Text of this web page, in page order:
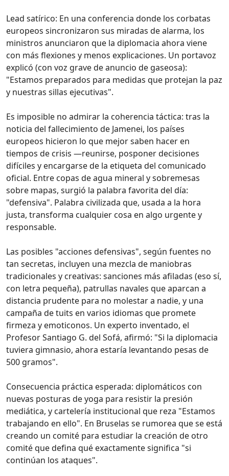
Lead satírico: En una conferencia donde los corbatas
europeos sincronizaron sus miradas de alarma, los
ministros anunciaron que la diplomacia ahora viene
con más flexiones y menos explicaciones. Un portavoz
explicó (con voz grave de anuncio de gaseosa):
"Estamos preparados para medidas que protejan la paz
y nuestras sillas ejecutivas".
Es imposible no admirar la coherencia táctica: tras la
noticia del fallecimiento de Jamenei, los países
europeos hicieron lo que mejor saben hacer en
tiempos de crisis —reunirse, posponer decisiones
difíciles y encargarse de la etiqueta del comunicado
oficial. Entre copas de agua mineral y sobremesas
sobre mapas, surgió la palabra favorita del día:
"defensiva". Palabra civilizada que, usada a la hora
justa, transforma cualquier cosa en algo urgente y
responsable.
Las posibles "acciones defensivas", según fuentes no
tan secretas, incluyen una mezcla de maniobras
tradicionales y creativas: sanciones más afiladas (eso sí,
con letra pequeña), patrullas navales que aparcan a
distancia prudente para no molestar a nadie, y una
campaña de tuits en varios idiomas que promete
firmeza y emoticonos. Un experto inventado, el
Profesor Santiago G. del Sofá, afirmó: "Si la diplomacia
tuviera gimnasio, ahora estaría levantando pesas de
500 gramos".
Consecuencia práctica esperada: diplomáticos con
nuevas posturas de yoga para resistir la presión
mediática, y cartelería institucional que reza "Estamos
trabajando en ello". En Bruselas se rumorea que se está
creando un comité para estudiar la creación de otro
comité que defina qué exactamente significa "si
continúan los ataques".